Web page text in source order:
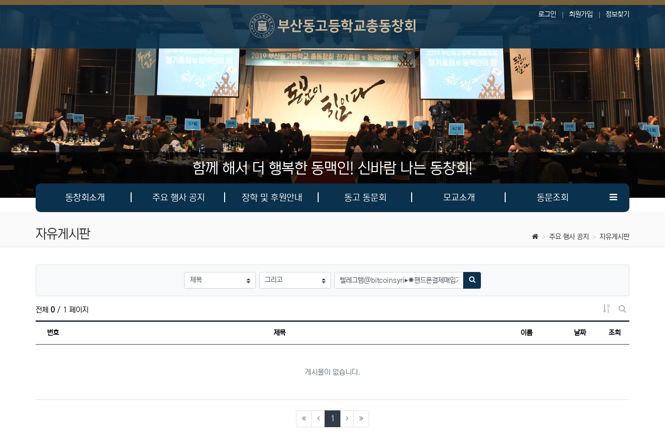
로그인 회원가입 정보찾기
함께 해서 더 행복한 동맥인!신바람 나는 동창회!
메인 메뉴
동창회소개 주요 행사 공지 장학 및 후원안내 동고 동문회 모교소개 동문조회
자유게시판 주요 행사 공지 자유게시판
검색대상 검색어
검색하기
전체 0 / 1 페이지
게시물 정렬
게시판 검색
번호
제목 이름 날짜 조회
게시물이 없습니다.
1 (current)